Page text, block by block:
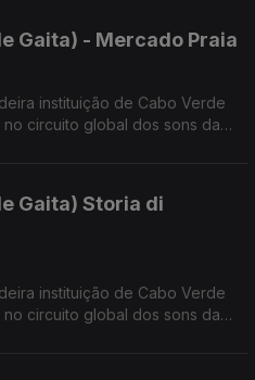
Gaita) - Mercado Praia
instituição de Cabo Verde
circuito global dos sons da
Gaita) Storia di
instituição de Cabo Verde
circuito global dos sons da